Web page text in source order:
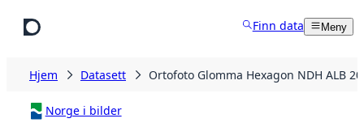
Finn data Meny
Hjem Datasett Ortofoto Glomma Hexagon NDH ALB
Norge i bilder